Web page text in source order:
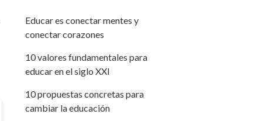
Educar es conectar mentes y
conectar corazones
10 valores fundamentales para
educar en el siglo XXI
10 propuestas concretas para
cambiar la educación